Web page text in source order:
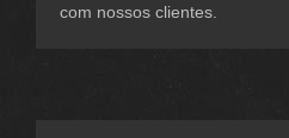
com nossos clientes.